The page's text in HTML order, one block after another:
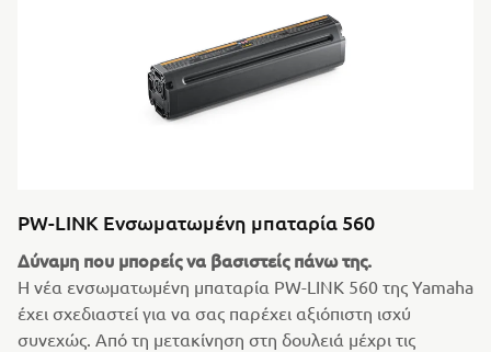
PW-LINK Ενσωματωμένη μπαταρία 560
Δύναμη που μπορείς να βασιστείς πάνω της.
Η νέα ενσωματωμένη μπαταρία PW-LINK 560 της Yamaha
έχει σχεδιαστεί για να σας παρέχει αξιόπιστη ισχύ
συνεχώς. Από τη μετακίνηση στη δουλειά μέχρι τις